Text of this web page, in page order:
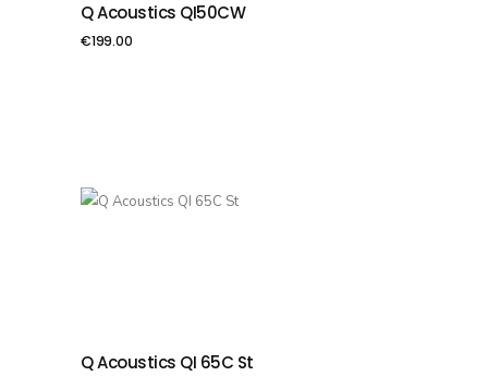
PIEVIENOT GROZAM
Q Acoustics QI50CW
€199.00
PIEVIENOT GROZAM
Q Acoustics QI 65C St